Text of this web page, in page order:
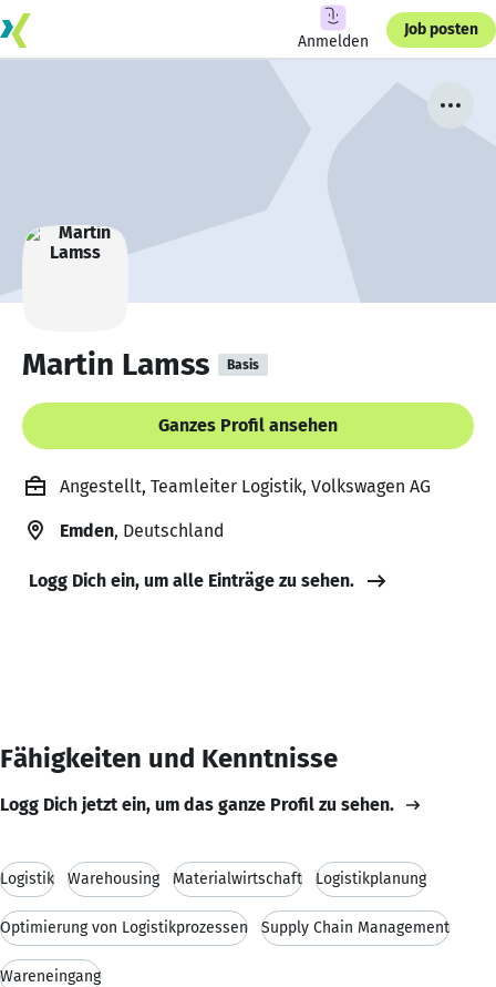
Anmelden
Job posten
Martin Lamss Basis
Ganzes Profil ansehen
Angestellt, Teamleiter Logistik, Volkswagen AG
Emden, Deutschland
Logg Dich ein, um alle Einträge zu sehen.
Fähigkeiten und Kenntnisse
Logg Dich jetzt ein, um das ganze Profil zu sehen.
Logistik Warehousing Materialwirtschaft Logistikplanung
Optimierung von Logistikprozessen Supply Chain Management
Wareneingang